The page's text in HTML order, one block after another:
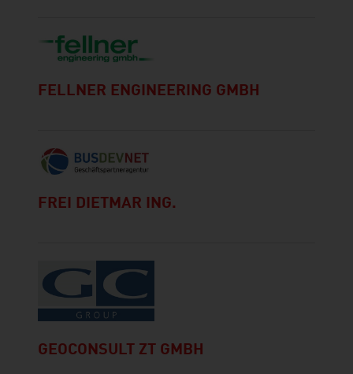
FELLNER ENGINEERING GMBH
FREI DIETMAR ING.
GEOCONSULT ZT GMBH